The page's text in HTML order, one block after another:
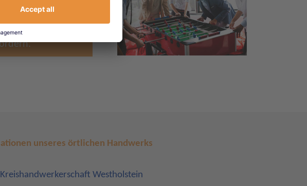
unseres örtlichen Handwerks
Kreishandwerkerschaft Westholstein